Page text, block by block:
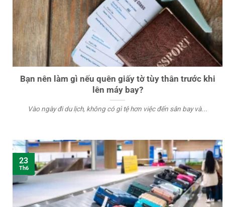
Bạn nên làm gì nếu quên giấy tờ tùy thân trước khi
lên máy bay?
Vào ngày đi du lịch, không có gì tệ hơn việc đến sân bay và...
23
Th6